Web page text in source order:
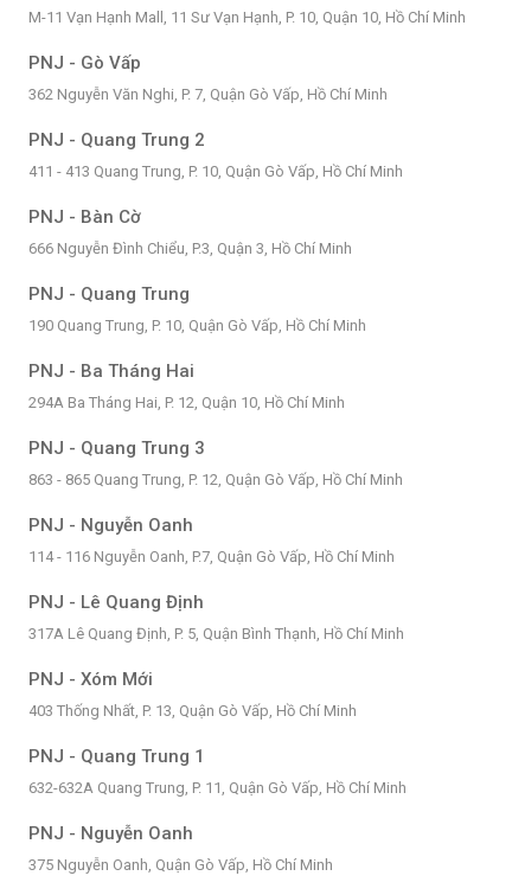
M-11 Vạn Hạnh Mall, 11 Sư Vạn Hạnh, P. 10, Quận 10, Hồ Chí Minh
PNJ - Gò Vấp
362 Nguyễn Văn Nghi, P. 7, Quận Gò Vấp, Hồ Chí Minh
PNJ - Quang Trung 2
411 - 413 Quang Trung, P. 10, Quận Gò Vấp, Hồ Chí Minh
PNJ - Bàn Cờ
666 Nguyễn Đình Chiểu, P.3, Quận 3, Hồ Chí Minh
PNJ - Quang Trung
190 Quang Trung, P. 10, Quận Gò Vấp, Hồ Chí Minh
PNJ - Ba Tháng Hai
294A Ba Tháng Hai, P. 12, Quận 10, Hồ Chí Minh
PNJ - Quang Trung 3
863 - 865 Quang Trung, P. 12, Quận Gò Vấp, Hồ Chí Minh
PNJ - Nguyễn Oanh
114 - 116 Nguyễn Oanh, P.7, Quận Gò Vấp, Hồ Chí Minh
PNJ - Lê Quang Định
317A Lê Quang Định, P. 5, Quận Bình Thạnh, Hồ Chí Minh
PNJ - Xóm Mới
403 Thống Nhất, P. 13, Quận Gò Vấp, Hồ Chí Minh
PNJ - Quang Trung 1
632-632A Quang Trung, P. 11, Quận Gò Vấp, Hồ Chí Minh
PNJ - Nguyễn Oanh
375 Nguyễn Oanh, Quận Gò Vấp, Hồ Chí Minh